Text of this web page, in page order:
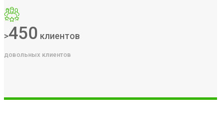
>450 клиентов
довольных клиентов